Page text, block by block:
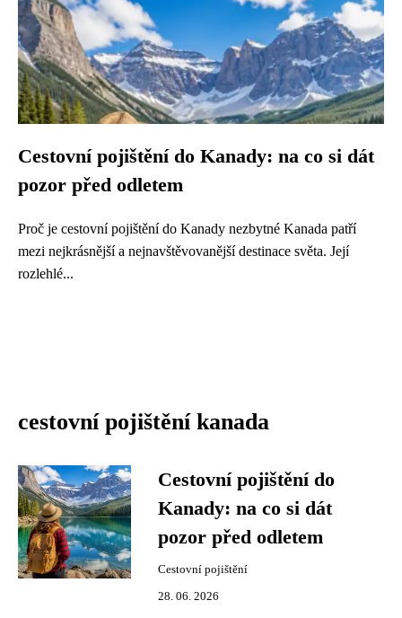
Cestovní pojištění do Kanady: na co si dát
pozor před odletem
Proč je cestovní pojištění do Kanady nezbytné Kanada patří
mezi nejkrásnější a nejnavštěvovanější destinace světa. Její
rozlehlé...
cestovní pojištění kanada
Cestovní pojištění do
Kanady: na co si dát
pozor před odletem
Cestovní pojištění
28. 06. 2026